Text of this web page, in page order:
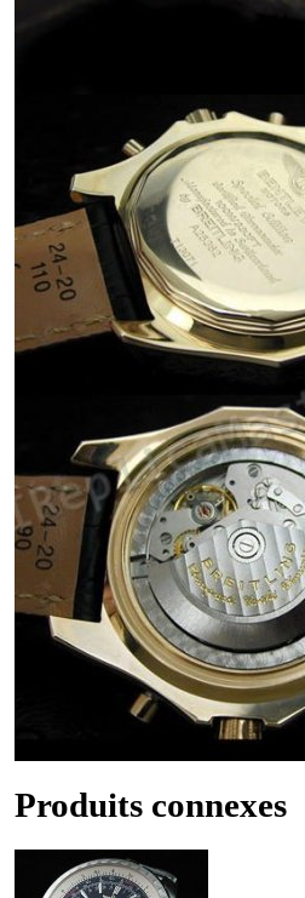
Produits connexes